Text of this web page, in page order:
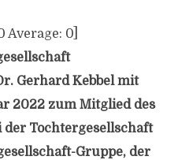
Average: 0]
Gerhard Kebbel mit
2022 zum Mitglied des
Tochtergesellschaft
Gruppe, der